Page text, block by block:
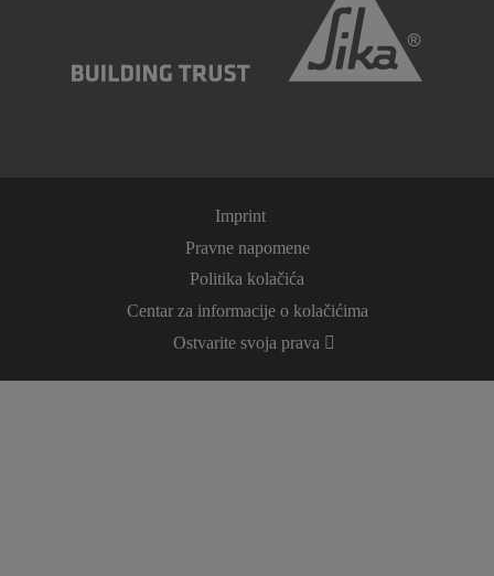
Imprint
Pravne napomene
Politika kolačića
Centar za informacije o kolačićima
Ostvarite svoja prava